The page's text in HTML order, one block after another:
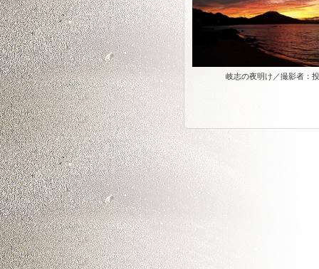
岐志の夜明け／撮影者：